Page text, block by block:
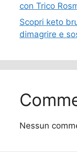
con Trico
Scopri keto
dimagrire e
Nessun